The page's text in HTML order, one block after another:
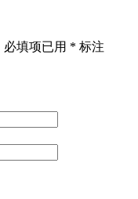
必填项已用 * 标注